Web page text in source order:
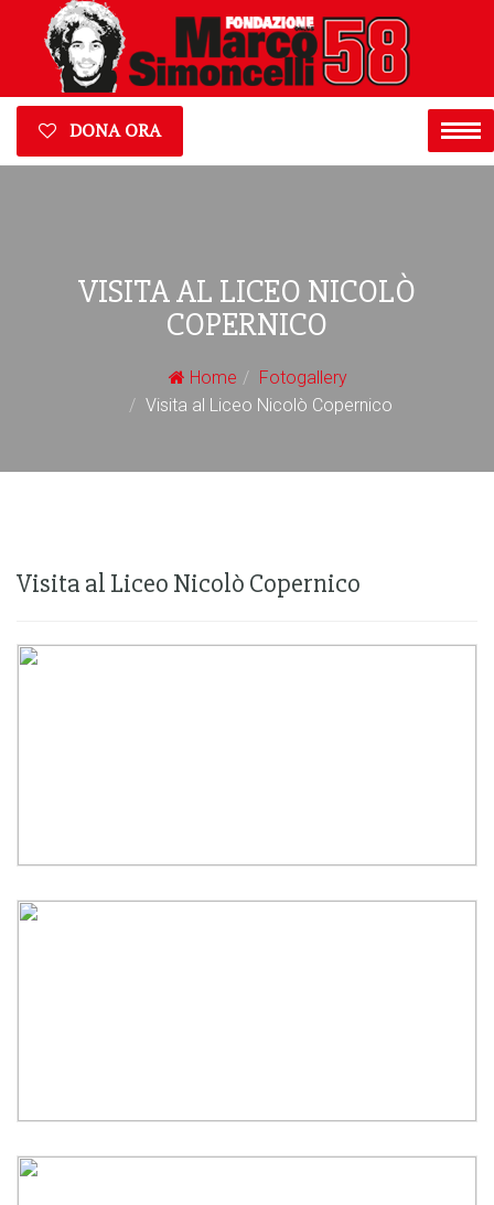
DONA ORA
VISITA AL LICEO NICOLÒ
COPERNICO
Home
Fotogallery
Visita al Liceo Nicolò Copernico
Visita al Liceo Nicolò Copernico